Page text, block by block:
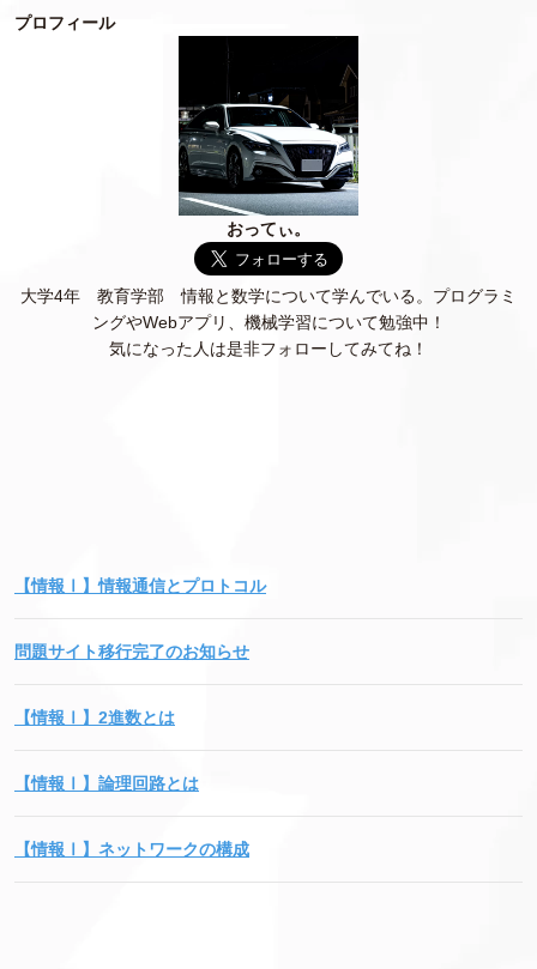
プロフィール
おってぃ。
大学4年 教育学部 情報と数学について学んでいる。プログラミ
ングやWebアプリ、機械学習について勉強中！
気になった人は是非フォローしてみてね！
【情報Ⅰ】情報通信とプロトコル
問題サイト移行完了のお知らせ
【情報Ⅰ】2進数とは
【情報Ⅰ】論理回路とは
【情報Ⅰ】ネットワークの構成